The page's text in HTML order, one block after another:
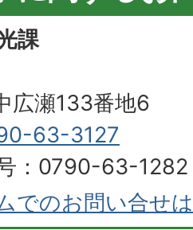
課
広瀬133番地6
63-3127
：0790-63-1282
でのお問い合せ